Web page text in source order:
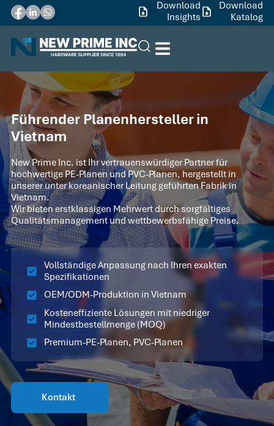
Download
Insights
Download
Katalog
Führender Planenhersteller in
Vietnam
New Prime Inc. ist Ihr vertrauenswürdiger Partner für
hochwertige PE-Planen und PVC-Planen, hergestellt in
unserer unter koreanischer Leitung geführten Fabrik in
Vietnam.
Wir bieten erstklassigen Mehrwert durch sorgfältiges
Qualitätsmanagement und wettbewerbsfähige Preise.
Vollständige Anpassung nach Ihren exakten
Spezifikationen
OEM/ODM-Produktion in Vietnam
Kosteneffiziente Lösungen mit niedriger
Mindestbestellmenge (MOQ)
Premium-PE-Planen, PVC-Planen
Kontakt